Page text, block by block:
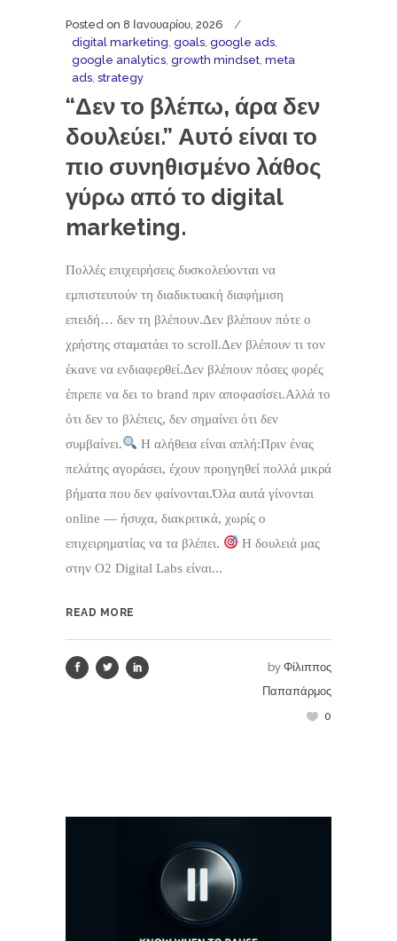
Posted on 8 Ιανουαρίου, 2026
digital marketing goals google ads
google analytics growth mindset meta
ads strategy
“Δεν το βλέπω, άρα δεν
δουλεύει.” Αυτό είναι το
πιο συνηθισμένο λάθος
γύρω από το digital
marketing.
Πολλές επιχειρήσεις δυσκολεύονται να
εμπιστευτούν τη διαδικτυακή διαφήμιση
επειδή… δεν τη βλέπουν.Δεν βλέπουν πότε ο
χρήστης σταματάει το scroll.Δεν βλέπουν τι τον
έκανε να ενδιαφερθεί.Δεν βλέπουν πόσες φορές
έπρεπε να δει το brand πριν αποφασίσει.Αλλά το
ότι δεν το βλέπεις, δεν σημαίνει ότι δεν
συμβαίνει.
Η αλήθεια είναι απλή:Πριν ένας
πελάτης αγοράσει, έχουν προηγηθεί πολλά μικρά
βήματα που δεν φαίνονται.Όλα αυτά γίνονται
online — ήσυχα, διακριτικά, χωρίς ο
επιχειρηματίας να τα βλέπει.
Η δουλειά μας
στην O2 Digital Labs είναι...
READ MORE
by Φίλιππος
Παπαπάρμος
0